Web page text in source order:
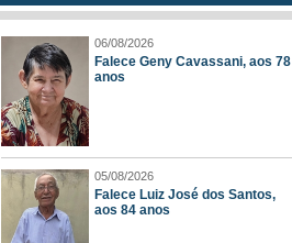
06/08/2026
Falece Geny Cavassani, aos 78
anos
05/08/2026
Falece Luiz José dos Santos,
aos 84 anos